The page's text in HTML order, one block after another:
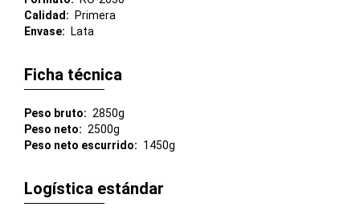
Calidad
Primera
Envase
Lata
Ficha técnica
Peso bruto
2850g
Peso neto
2500g
Peso neto escurrido
1450g
Logística estándar